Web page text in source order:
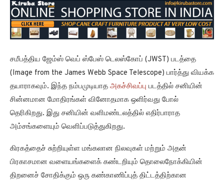
சமீபத்திய ஜேம்ஸ் வெப் ஸ்பேஸ் டெலஸ்கோப் (JWST) படத்தை
(Image from the James Webb Space Telescope) பார்த்து வியக்க
தயாராகவும். இந்த நம்பமுடியாத அகச்சிவப்பு படத்தில் சனியின்
சின்னமான மோதிரங்கள் வினோதமாக ஒளிர்வது போல்
தெரிகிறது. இது சனியின் வளிமண்டலத்தில் எதிர்பாராத
அம்சங்களையும் வெளிப்படுத்துகிறது.
கிரகத்தைச் சுற்றியுள்ள மங்கலான நிலவுகள் மற்றும் அதன்
பிரகாசமான வளையங்களைக் கண்டறியும் தொலைநோக்கியின்
திறனைச் சோதிக்கும் ஒரு கண்காணிப்புத் திட்டத்திற்கான